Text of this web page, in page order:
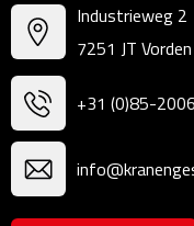
Korte broeken
Lange broeken
Rokken
Ondergoed &
Industrieweg 2
7251 JT Vorden
+31 (0)85-